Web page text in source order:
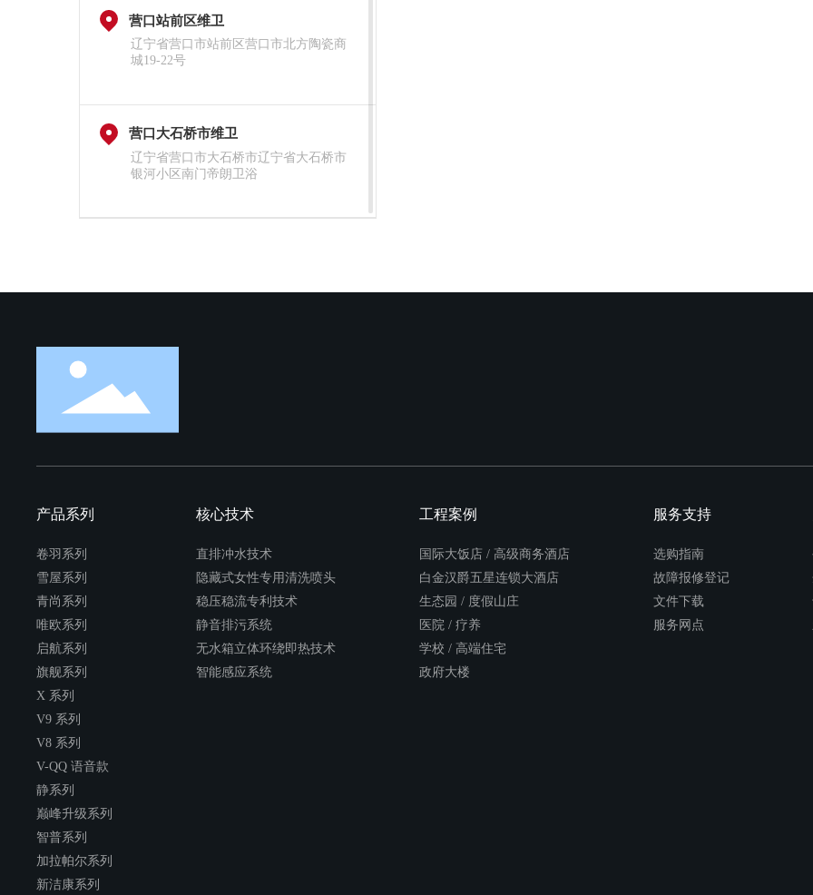
营口站前区维卫
辽宁省营口市站前区营口市北方陶瓷商
城19-22号
营口大石桥市维卫
辽宁省营口市大石桥市辽宁省大石桥市
银河小区南门帝朗卫浴
楼维卫智能马桶专卖店
辽阳首山镇维卫
辽阳文圣区维卫
辽宁省辽阳市文圣区辽阳市欧亚达市场
一楼维卫专卖店
产品系列
卷羽系列
雪屋系列
青尚系列
唯欧系列
启航系列
旗舰系列
X 系列
V9 系列
V8 系列
V-QQ 语音款
静系列
巅峰升级系列
智普系列
加拉帕尔系列
新洁康系列
核心技术
直排冲水技术
隐藏式女性专用清洗喷头
稳压稳流专利技术
静音排污系统
无水箱立体环绕即热技术
智能感应系统
工程案例
国际大饭店 / 高级商务酒店
白金汉爵五星连锁大酒店
生态园 / 度假山庄
医院 / 疗养
学校 / 高端住宅
政府大楼
服务支持
选购指南
故障报修登记
文件下载
服务网点